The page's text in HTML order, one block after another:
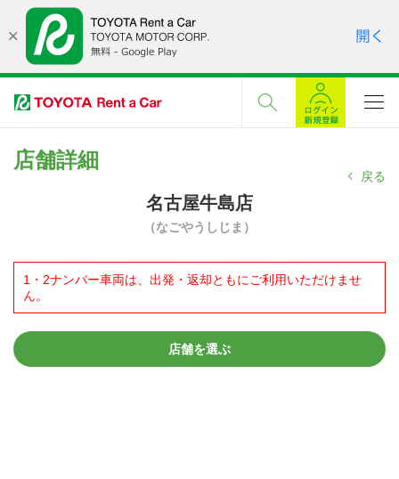
店舗詳細
戻る
名古屋牛島店
（なごやうしじま）
1・2ナンバー車両は、出発・返却ともにご利用いただけませ
ん。
店舗を選ぶ